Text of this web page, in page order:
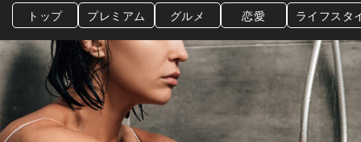
トップ プレミアム グルメ 恋愛 ライフスタ